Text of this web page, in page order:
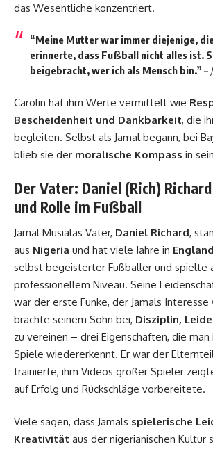
das Wesentliche konzentriert.
“Meine Mutter war immer diejenige,
erinnerte, dass Fußball nicht alles ist.
beigebracht, wer ich als Mensch bin.” –
Carolin hat ihm Werte vermittelt wie
Bescheidenheit und Dankbarkeit, die
begleiten. Selbst als Jamal begann, bei
blieb sie der moralische Kompass in
Der Vater: Daniel (Rich)
und Rolle im Fußball
Jamal Musialas Vater, Daniel Richard,
aus Nigeria und hat viele Jahre in England
selbst begeisterter Fußballer und spielte
professionellem Niveau. Seine
war der erste Funke, der Jamals
brachte seinem Sohn bei, Disziplin,
zu vereinen – drei Eigenschaften, die
Spiele wiedererkennt. Er war der
trainierte, ihm Videos großer Spieler
auf Erfolg und Rückschläge vorbereitete.
Viele sagen, dass Jamals spielerische
Kreativität aus der nigerianischen Kultur